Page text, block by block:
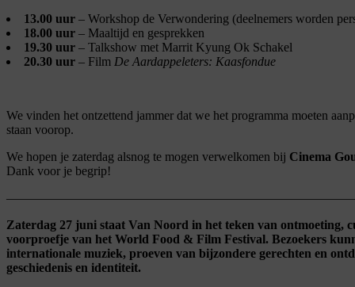
13.00 uur – Workshop de Verwondering (deelnemers worden
18.00 uur – Maaltijd en gesprekken
19.30 uur – Talkshow met Marrit Kyung Ok Schakel
20.30 uur – Film De Aardappeleters: Kaasfondue
We vinden het ontzettend jammer dat we het programma moeten
staan voorop.
We hopen je zaterdag alsnog te mogen verwelkomen bij Cinema
Dank voor je begrip!
Zaterdag 27 juni staat Van Noord in het teken van ontmoeting,
voorproefje van het World Food & Film Festival. Bezoekers
internationale muziek, proeven van bijzondere gerechten en
geschiedenis en identiteit.